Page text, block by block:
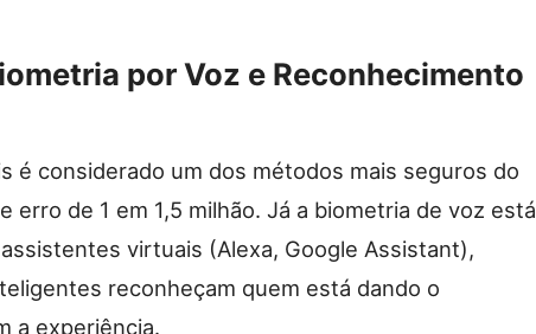
por Voz e Reconhecimento
é considerado um dos métodos mais seguros do
erro de 1 em 1,5 milhão. Já a biometria de voz está
virtuais (Alexa, Google Assistant),
reconheçam quem está dando o
a experiência.